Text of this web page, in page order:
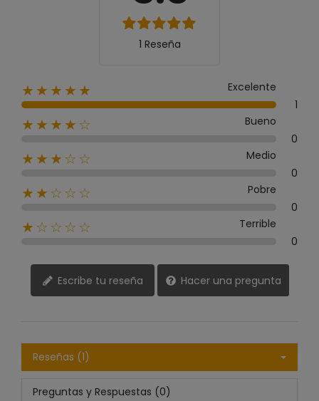
1 Reseña
★★★★★
Excelente
1
★★★★☆
Bueno
0
★★★☆☆
Medio
0
★★☆☆☆
Pobre
0
★☆☆☆☆
Terrible
0
Escribe tu reseña Hacer una pregunta
Reseñas (1)
Preguntas y Respuestas (0)